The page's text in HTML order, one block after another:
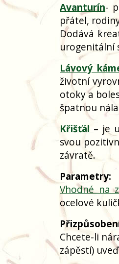
Avanturín-
přátel,
Dodává
urogenitální
Lávový
životní
otoky a
špatnou
Křišťál – je
svou
závratě.
Parametry:
Vhodné na
ocelové
Chcete-li
zápěstí)